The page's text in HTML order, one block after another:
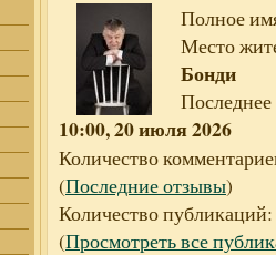
Полное
Место
Бонди
10:00, 20 июля 2026
Количество
(Последние отзывы)
Количество публикаций:
(Просмотреть все